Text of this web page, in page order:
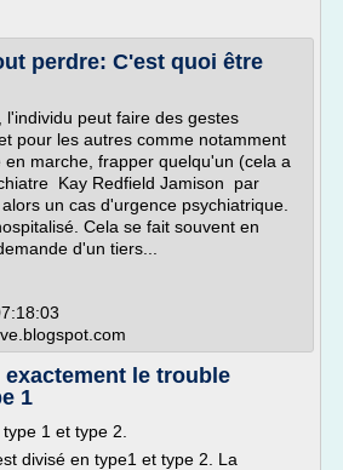
perdre: C'est quoi être
l'individu peut faire des gestes
pour les autres comme notamment
marche, frapper quelqu'un (cela a
Kay Redfield Jamison par
un cas d'urgence psychiatrique.
Cela se fait souvent en
d'un tiers...
le trouble
1
1 et type 2.
divisé en type1 et type 2. La